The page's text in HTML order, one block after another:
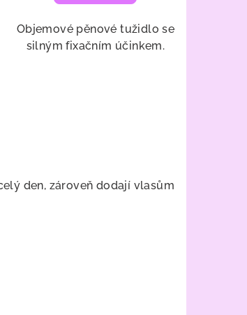
Objemové pěnové tužidlo se
silným fixačním účinkem.
den, zároveň dodají vlasům